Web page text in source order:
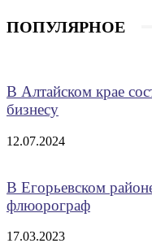
ПОПУЛЯРНОЕ
В Алтайском крае
бизнесу
12.07.2024
В Егорьевском
флюорограф
17.03.2023